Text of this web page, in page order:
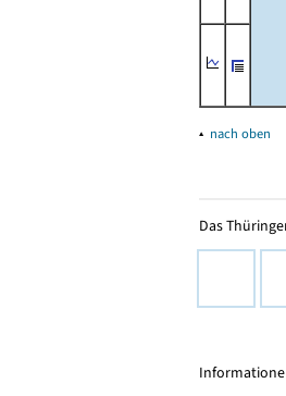
▴ nach oben
Das